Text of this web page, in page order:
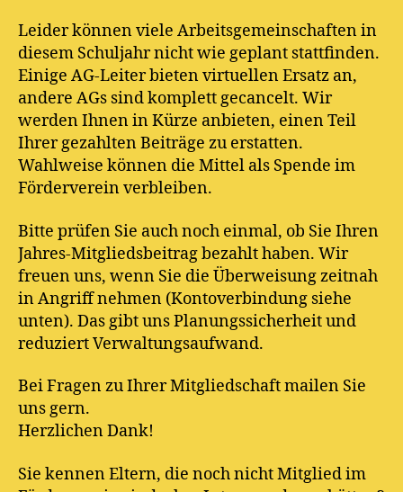
Leider können viele Arbeitsgemeinschaften in
diesem Schuljahr nicht wie geplant stattfinden.
Einige AG-Leiter bieten virtuellen Ersatz an,
andere AGs sind komplett gecancelt. Wir
werden Ihnen in Kürze anbieten, einen Teil
Ihrer gezahlten Beiträge zu erstatten.
Wahlweise können die Mittel als Spende im
Förderverein verbleiben.
Bitte prüfen Sie auch noch einmal, ob Sie Ihren
Jahres-Mitgliedsbeitrag bezahlt haben. Wir
freuen uns, wenn Sie die Überweisung zeitnah
in Angriff nehmen (Kontoverbindung siehe
unten). Das gibt uns Planungssicherheit und
reduziert Verwaltungsaufwand.
Bei Fragen zu Ihrer Mitgliedschaft mailen Sie
uns gern.
Herzlichen Dank!
Sie kennen Eltern, die noch nicht Mitglied im